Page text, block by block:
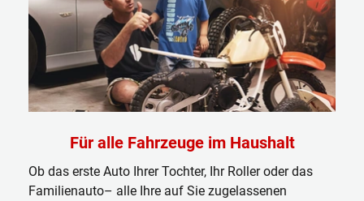
Für alle Fahrzeuge im Haushalt
Ob das erste Auto Ihrer Tochter, Ihr Roller oder das
Familienauto– alle Ihre auf Sie zugelassenen